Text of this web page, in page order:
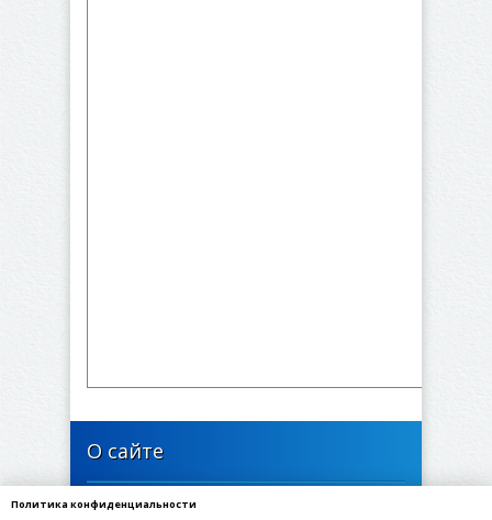
О сайте
446635, Самарская область, Богатовский район,
Политика конфиденциальности